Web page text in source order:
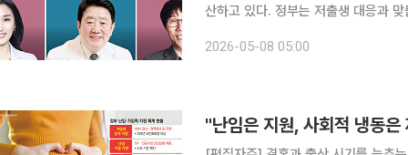
산하고 있다. 정부는 저출생 대응과
마저 제한적이다. 본지는 30대 미혼
2026-05-08 05:00